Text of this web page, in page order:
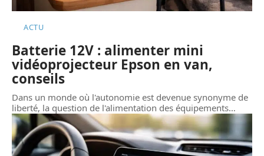
ACTU
Batterie 12V : alimenter mini
vidéoprojecteur Epson en van,
conseils
Dans un monde où l'autonomie est devenue synonyme de
liberté, la question de l'alimentation des équipements…